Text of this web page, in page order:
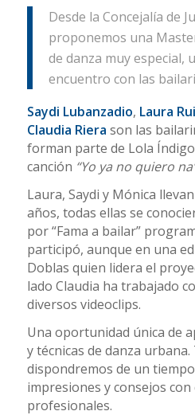
Desde la Concejalía de
proponemos una
de danza muy especial,
encuentro con las
Saydi Lubanzadio, Laura
Claudia Riera son las
forman parte de Lola
canción “Yo ya no quiero
Laura, Saydi y Mónica
años, todas ellas se
por “Fama a bailar”
participó, aunque en una
Doblas quien lidera el
lado Claudia ha trabajado
diversos videoclips.
Una oportunidad única de
y técnicas de danza urbana.
dispondremos de un
impresiones y consejos
profesionales.